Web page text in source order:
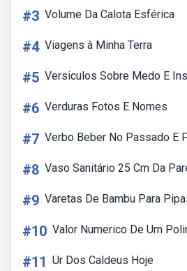
#3 Volume Da Calota Esférica
#4 Viagens à Minha Terra
#5 Versiculos Sobre Medo E
#6 Verduras Fotos E Nomes
#7 Verbo Beber No Passado E
#8 Vaso Sanitário 25 Cm Da
#9 Varetas De Bambu Para
#10 Valor Numerico De Um
#11 Ur Dos Caldeus Hoje